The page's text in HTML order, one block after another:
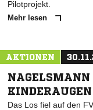
Pilotprojekt.
Mehr lesen
AKTIONEN
NAGELSMANN
KINDERAUGEN
Das Los fiel auf den